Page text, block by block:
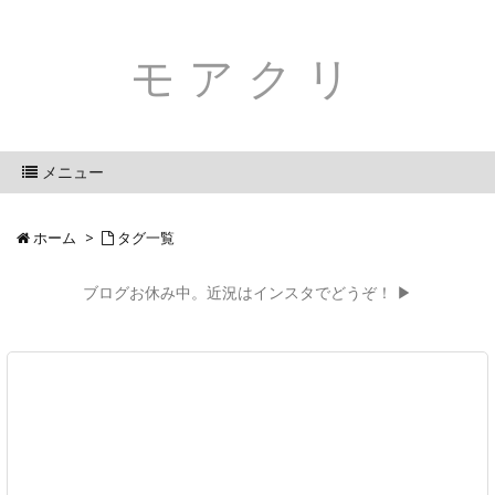
モアクリ
メニュー
ホーム > タグ一覧
ブログお休み中。近況はインスタでどうぞ！ ▶